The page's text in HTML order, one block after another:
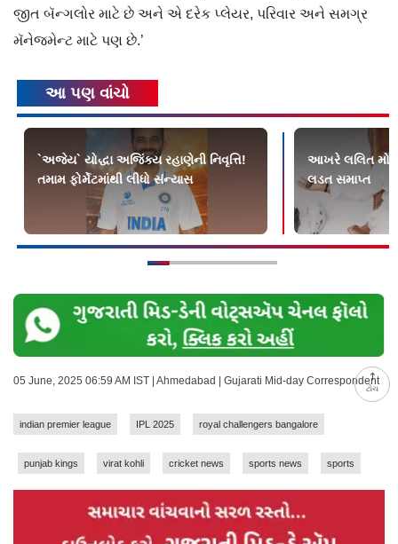
ટોચ
જીત બૅન્ગલોર માટે છે અને એ દરેક પ્લેયર, પરિવાર અને સમગ્ર
મૅનેજમેન્ટ માટે પણ છે.’
આ પણ વાંચો
`અજેય` યોદ્ધા અજિંક્ય રહાણેની નિવૃત્તિ!
તમામ ફોર્મેટમાંથી લીધો સંન્યાસ
આખરે લલિત
લડત સમાપ્ત
05 June, 2025 06:59 AM IST | Ahmedabad | Gujarati Mid-day Correspondent
indian premier league IPL 2025 royal challengers bangalore
punjab kings virat kohli cricket news sports news sports